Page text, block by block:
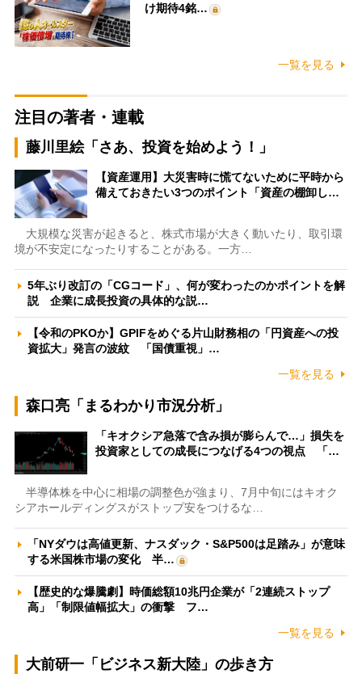
け期待4銘…
一覧を見る
注目の著者・連載
藤川里絵「さあ、投資を始めよう！」
【資産運用】大災害時に慌てないために平時から
備えておきたい3つのポイント「資産の棚卸し…
大規模な災害が起きると、株式市場が大きく動いたり、取引環
境が不安定になったりすることがある。一方…
5年ぶり改訂の「CGコード」、何が変わったのかポイントを解
説 企業に成長投資の具体的な説…
【令和のPKOか】GPIFをめぐる片山財務相の「円資産への投
資拡大」発言の波紋 「国債重視」…
一覧を見る
森口亮「まるわかり市況分析」
「キオクシア急落で含み損が膨らんで…」損失を
投資家としての成長につなげる4つの視点 「…
半導体株を中心に相場の調整色が強まり、7月中旬にはキオク
シアホールディングスがストップ安をつけるな…
「NYダウは高値更新、ナスダック・S&P500は足踏み」が意味
する米国株市場の変化 半…
【歴史的な爆騰劇】時価総額10兆円企業が「2連続ストップ
高」「制限値幅拡大」の衝撃 フ…
一覧を見る
大前研一「ビジネス新大陸」の歩き方